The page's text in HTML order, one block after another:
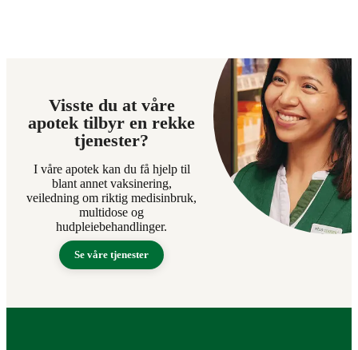
Visste du at våre
apotek tilbyr en rekke
tjenester?
I våre apotek kan du få hjelp til
blant annet vaksinering,
veiledning om riktig medisinbruk,
multidose og
hudpleiebehandlinger.
Se våre tjenester